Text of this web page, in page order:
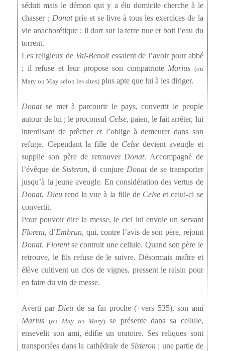
séduit mais le démon qui y a élu domicile cherche à le
chasser ; Donat prie et se livre à tous les exercices de la
vie anachorétique ; il dort sur la terre nue et boit l’eau du
torrent.
Les religieux de Val-Benoitessaient de l’avoir pour abbé
; il refuse et leur propose son compatrioteMarius (ou
Mary ou May selon les sites) plus apte que lui à les diriger.
Donatse met à parcourir le pays, convertit le peuple
autour de lui ; le proconsul Celse, païen, le fait arrêter, lui
interdisant de prêcher et l’oblige à demeurer dans son
refuge. Cependant la fille de Celsedevient aveugle et
supplie son père de retrouverDonat. Accompagné de
l’évêque deSisteron, il conjure Donat de se transporter
jusqu’à la jeune aveugle. En considération des vertus de
Donat, Dieurend la vue à la fille de Celse et celui-ci se
convertit.
Pour pouvoir dire la messe, le ciel lui envoie un servant
Florent, d’Embrun, qui, contre l’avis de son père, rejoint
Donat. Florentse contruit une cellule. Quand son père le
retrouve, le fils refuse de le suivre. Désormais maître et
élève cultivent un clos de vignes, pressent le raisin pour
en faire du vin de messe.
Averti parDieu de sa fin proche (+vers 535), son ami
Marius
(ou Mayou Mary) se présente dans sa cellule,
ensevelit son ami, édifie un oratoire. Ses reliques sont
transportées dans la cathédrale de Sisteron; une partie de